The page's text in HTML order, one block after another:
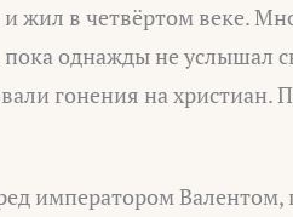
в четвёртом веке.
однажды не услышал
гонения на христиан.
императором Валентом,